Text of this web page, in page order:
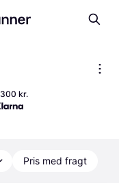
300 kr.
Pris med fragt